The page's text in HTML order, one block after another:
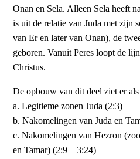
Onan en Sela. Alleen Sela heeft
is uit de relatie van Juda met zijn
van Er en later van Onan), de
geboren. Vanuit Peres loopt de
Christus.
De opbouw van dit deel ziet er
a. Legitieme zonen Juda (2:3)
b. Nakomelingen van Juda en
c. Nakomelingen van Hezron
en Tamar) (2:9 – 3:24)